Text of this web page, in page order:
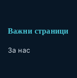
Важни страници
За нас